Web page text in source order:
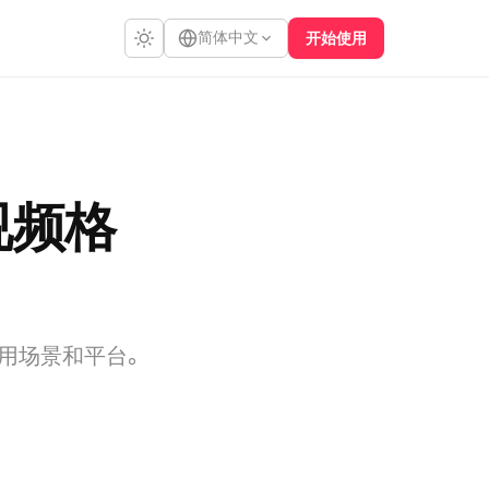
简体中文 开始使用
格
景和平台。